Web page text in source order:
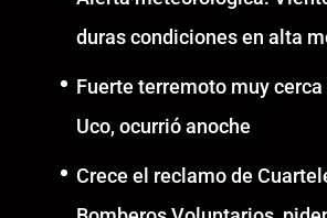
duras condiciones en alta
Fuerte terremoto muy
Uco, ocurrió anoche
Crece el reclamo de